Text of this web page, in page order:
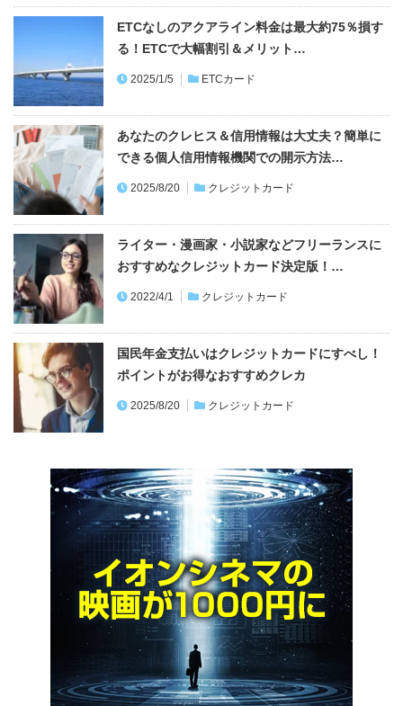
ETCなしのアクアライン料金は最大約75％損す
る！ETCで大幅割引＆メリット…
2025/1/5 ETCカード
あなたのクレヒス＆信用情報は大丈夫？簡単に
できる個人信用情報機関での開示方法…
2025/8/20 クレジットカード
ライター・漫画家・小説家などフリーランスに
おすすめなクレジットカード決定版！…
2022/4/1 クレジットカード
国民年金支払いはクレジットカードにすべし！
ポイントがお得なおすすめクレカ
2025/8/20 クレジットカード